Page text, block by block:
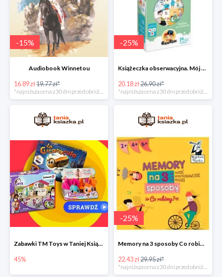
-15%
Audiobook Winnetou
16.89 zł19.77 zł*
-25%
Książeczka obserwacyjna. Mój dzień
20.18 zł26.90 zł*
Zabawki TM Toys w Taniej Książce do -45%
45%
-25%
Memory na 3 sposoby Co robimy? Nowa edycja -25%
22.43 zł29.95 zł*
*najniższa cena z 30 dni przed obniżką